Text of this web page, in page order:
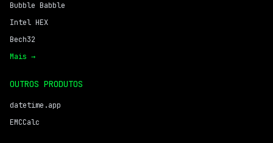
Bubble Babble
Intel HEX
Bech32
Mais →
OUTROS PRODUTOS
datetime.app
EMCCalc